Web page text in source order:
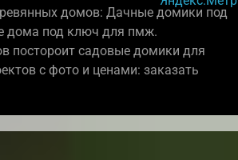
домов: Дачные домики под
дома под ключ для пмж.
постороит садовые домики для
с фото и ценами: заказать